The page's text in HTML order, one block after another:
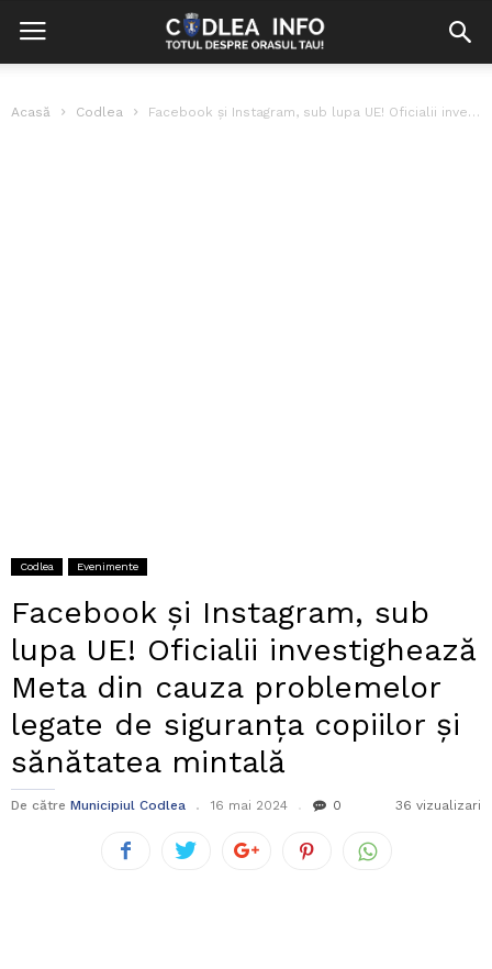
Acasă Codlea Facebook și Instagram, sub lupa UE! Oficialii investighează Meta din cauza problemelor...
Codlea Evenimente
Facebook și Instagram, sub
lupa UE! Oficialii investighează
Meta din cauza problemelor
legate de siguranța copiilor și
sănătatea mintală
De către Municipiul Codlea 16 mai 2024 0 36 vizualizari